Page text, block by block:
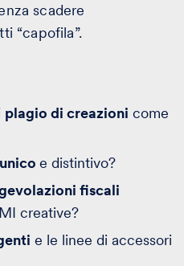
scadere
“capofila”.
plagio di creazioni come
e distintivo?
fiscali
creative?
e le linee di accessori